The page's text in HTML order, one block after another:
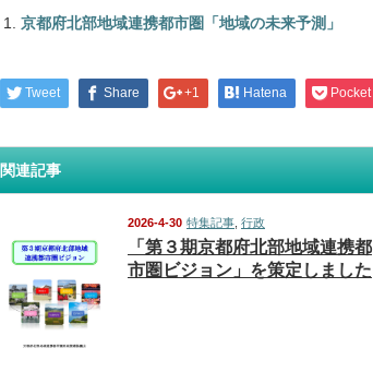
京都府北部地域連携都市圏「地域の未来予測」
Tweet Share +1 Hatena Pocket
関連記事
2026-4-30 特集記事 行政
「第３期京都府北部地域連携都
市圏ビジョン」を策定しました